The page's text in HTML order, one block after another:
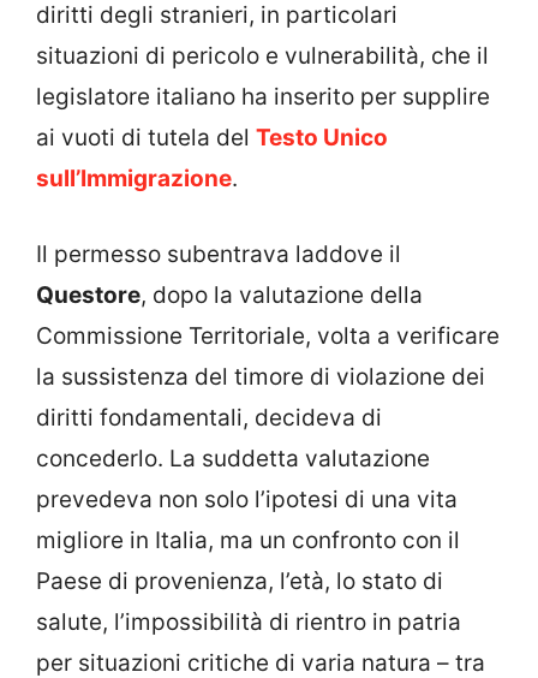
diritti degli stranieri, in particolari
situazioni di pericolo e vulnerabilità, che il
legislatore italiano ha inserito per supplire
ai vuoti di tutela del Testo Unico
sull’Immigrazione.
Il permesso subentrava laddove il
Questore, dopo la valutazione della
Commissione Territoriale, volta a verificare
la sussistenza del timore di violazione dei
diritti fondamentali, decideva di
concederlo. La suddetta valutazione
prevedeva non solo l’ipotesi di una vita
migliore in Italia, ma un confronto con il
Paese di provenienza, l’età, lo stato di
salute, l’impossibilità di rientro in patria
per situazioni critiche di varia natura – tra